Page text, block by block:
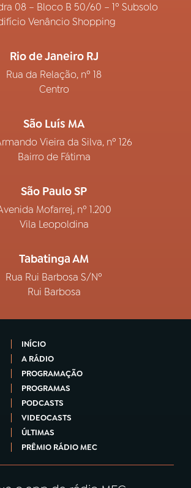
08 – Bloco B 50/60 – 1º Subsolo
Venâncio Shopping
Rio de Janeiro RJ
Rua da Relação, nº 18
Centro
São Luís MA
Vieira da Silva, nº 126
Bairro de Fátima
São Paulo SP
Mofarrej, nº 1.200
Vila Leopoldina
Tabatinga AM
Rua Rui Barbosa S/Nº
Rui Barbosa
INÍCIO
A RÁDIO
PROGRAMAÇÃO
PROGRAMAS
PODCASTS
VIDEOCASTS
ÚLTIMAS
PRÊMIO RÁDIO MEC